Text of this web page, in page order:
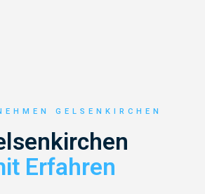
GELSENKIRCHEN
Erfahren